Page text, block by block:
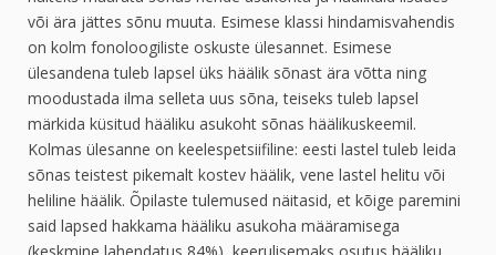
või ära jättes sõnu muuta. Esimese klassi hindamisvahendis
on kolm fonoloogiliste oskuste ülesannet. Esimese
ülesandena tuleb lapsel üks häälik sõnast ära võtta ning
moodustada ilma selleta uus sõna, teiseks tuleb lapsel
märkida küsitud hääliku asukoht sõnas häälikuskeemil.
Kolmas ülesanne on keelespetsiifiline: eesti lastel tuleb leida
sõnas teistest pikemalt kostev häälik, vene lastel helitu või
heliline häälik. Õpilaste tulemused näitasid, et kõige paremini
said lapsed hakkama hääliku asukoha määramisega